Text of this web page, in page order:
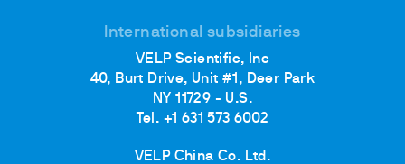
International subsidiaries
VELP Scientific, Inc
40, Burt Drive, Unit #1, Deer Park
NY 11729 - U.S.
Tel. +1 631 573 6002
VELP China Co. Ltd.